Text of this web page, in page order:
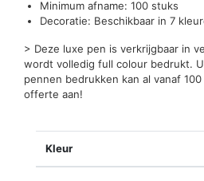
Minimum afname: 100 stuks
Decoratie: Beschikbaar in 7
> Deze luxe pen is verkrijgbaar in
wordt volledig full colour bedrukt.
pennen bedrukken kan al vanaf
offerte aan!
Kleur